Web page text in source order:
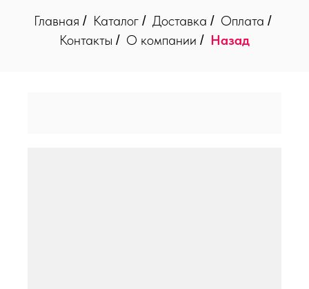
Главная / Каталог / Доставка / Оплата /
Контакты / О компании / Назад